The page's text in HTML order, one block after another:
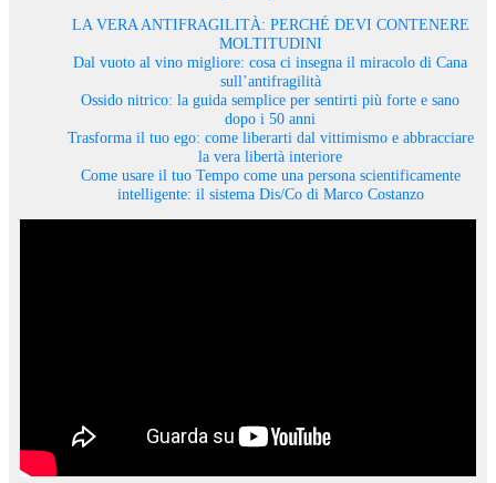
LA VERA ANTIFRAGILITÀ: PERCHÉ DEVI CONTENERE
MOLTITUDINI
Dal vuoto al vino migliore: cosa ci insegna il miracolo di Cana
sull’antifragilità
Ossido nitrico: la guida semplice per sentirti più forte e sano
dopo i 50 anni
Trasforma il tuo ego: come liberarti dal vittimismo e abbracciare
la vera libertà interiore
Come usare il tuo Tempo come una persona scientificamente
intelligente: il sistema Dis/Co di Marco Costanzo